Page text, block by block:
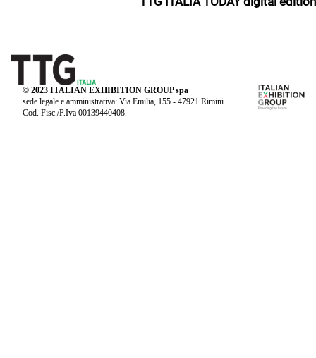
© 2023 ITALIAN EXHIBITION GROUP spa
sede legale e amministrativa: Via Emilia, 155 - 47921 Rimini
Cod. Fisc./P.Iva 00139440408.